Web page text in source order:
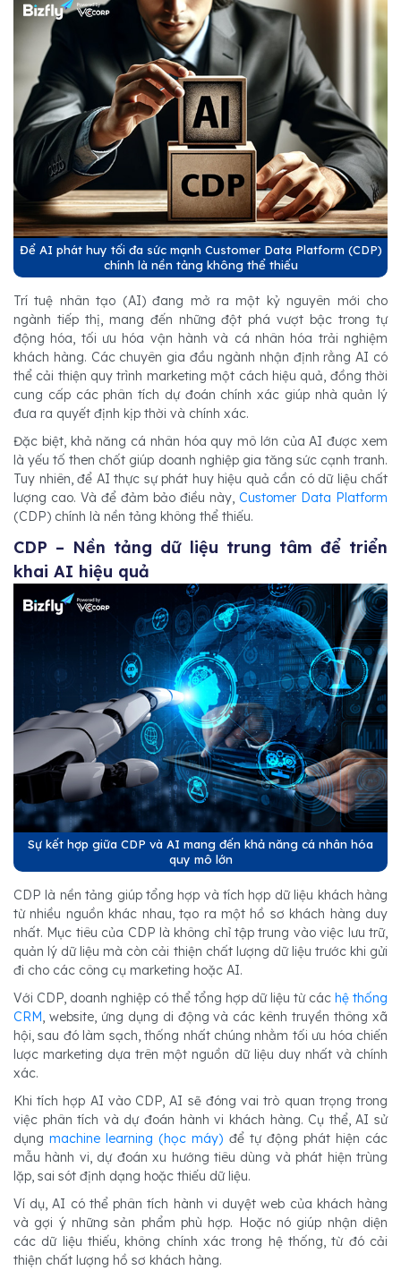
Để AI phát huy tối đa sức mạnh Customer Data Platform (CDP)
chính là nền tảng không thể thiếu
Trí tuệ nhân tạo (AI) đang mở ra một kỷ nguyên mới cho
ngành tiếp thị, mang đến những đột phá vượt bậc trong tự
động hóa, tối ưu hóa vận hành và cá nhân hóa trải nghiệm
khách hàng. Các chuyên gia đầu ngành nhận định rằng AI có
thể cải thiện quy trình marketing một cách hiệu quả, đồng thời
cung cấp các phân tích dự đoán chính xác giúp nhà quản lý
đưa ra quyết định kịp thời và chính xác.
Đặc biệt, khả năng cá nhân hóa quy mô lớn của AI được xem
là yếu tố then chốt giúp doanh nghiệp gia tăng sức cạnh tranh.
Tuy nhiên, để AI thực sự phát huy hiệu quả cần có dữ liệu chất
lượng cao. Và để đảm bảo điều này, Customer Data Platform
(CDP) chính là nền tảng không thể thiếu.
CDP – Nền tảng dữ liệu trung tâm để triển
khai AI hiệu quả
Sự kết hợp giữa CDP và AI mang đến khả năng cá nhân hóa
quy mô lớn
CDP là nền tảng giúp tổng hợp và tích hợp dữ liệu khách hàng
từ nhiều nguồn khác nhau, tạo ra một hồ sơ khách hàng duy
nhất. Mục tiêu của CDP là không chỉ tập trung vào việc lưu trữ,
quản lý dữ liệu mà còn cải thiện chất lượng dữ liệu trước khi gửi
đi cho các công cụ marketing hoặc AI.
Với CDP, doanh nghiệp có thể tổng hợp dữ liệu từ các hệ thống
CRM, website, ứng dụng di động và các kênh truyền thông xã
hội, sau đó làm sạch, thống nhất chúng nhằm tối ưu hóa chiến
lược marketing dựa trên một nguồn dữ liệu duy nhất và chính
xác.
Khi tích hợp AI vào CDP, AI sẽ đóng vai trò quan trọng trong
việc phân tích và dự đoán hành vi khách hàng. Cụ thể, AI sử
dụngmachine learning (học máy) để tự động phát hiện các
mẫu hành vi, dự đoán xu hướng tiêu dùng và phát hiện trùng
lặp, sai sót định dạng hoặc thiếu dữ liệu.
Ví dụ, AI có thể phân tích hành vi duyệt web của khách hàng
và gợi ý những sản phẩm phù hợp. Hoặc nó giúp nhận diện
các dữ liệu thiếu, không chính xác trong hệ thống, từ đó cải
thiện chất lượng hồ sơ khách hàng.